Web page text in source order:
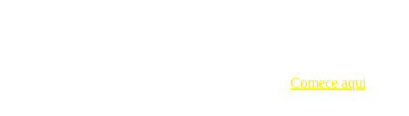
Comece aqui